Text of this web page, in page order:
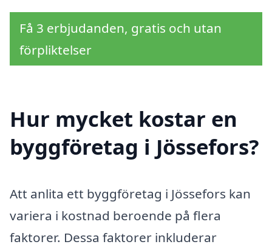
Få 3 erbjudanden, gratis och utan
förpliktelser
Hur mycket kostar en
byggföretag i Jössefors?
Att anlita ett byggföretag i Jössefors kan
variera i kostnad beroende på flera
faktorer. Dessa faktorer inkluderar